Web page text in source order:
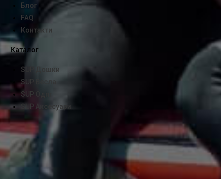
Блог
FAQ
Контакти
Каталог
SUP Дошки
SUP Весла
SUP Одяг
SUP Аксесуари